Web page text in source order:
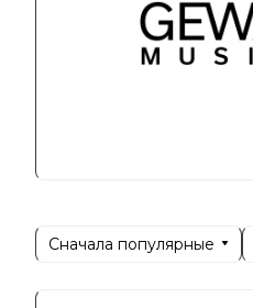
Сначала популярные